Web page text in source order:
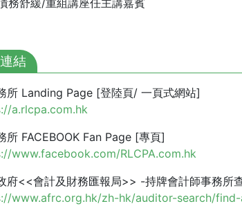
務舒緩/重組講座任主講嘉賓
結
所 Landing Page [登陸頁/ 一頁式網站]
a.rlcpa.com.hk
所 FACEBOOK Fan Page [專頁]
www.facebook.com/RLCPA.com.hk
府<<會計及財務匯報局>> -持牌會計師事務所
www.afrc.org.hk/zh-hk/auditor-search/